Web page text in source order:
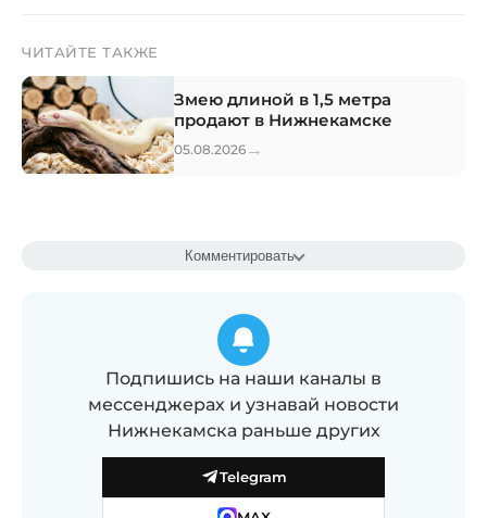
ЧИТАЙТЕ ТАКЖЕ
Змею длиной в 1,5 метра
продают в Нижнекамске
05.08.2026 →
Комментировать
Подпишись на наши каналы в
мессенджерах и узнавай новости
Нижнекамска раньше других
Telegram